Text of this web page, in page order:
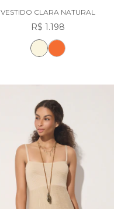
VESTIDO CLARA NATURAL
R$ 1.198